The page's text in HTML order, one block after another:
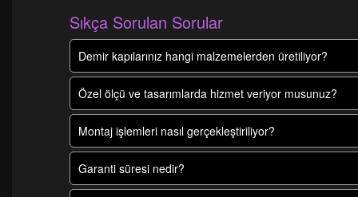
Sıkça Sorulan Sorular
Demir kapılarınız hangi malzemelerden üretiliyor?
Özel ölçü ve tasarımlarda hizmet veriyor musunuz?
Montaj işlemleri nasıl gerçekleştiriliyor?
Garanti süresi nedir?